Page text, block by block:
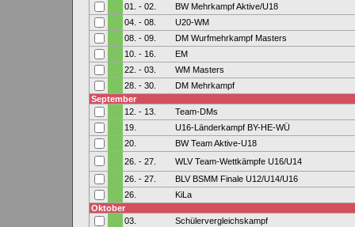
01. - 02.
BW Mehrkampf Aktive/U18
04. - 08.
U20-WM
08. - 09.
DM Wurfmehrkampf Masters
10. - 16.
EM
22. - 03.
WM Masters
28. - 30.
DM Mehrkampf
September
12. - 13.
Team-DMs
19.
U16-Länderkampf BY-HE-WÜ
20.
BW Team Aktive-U18
26. - 27.
WLV Team-Wettkämpfe U16/U14
26. - 27.
BLV BSMM Finale U12/U14/U16
26.
KiLa
Oktober
03.
Schülervergleichskampf